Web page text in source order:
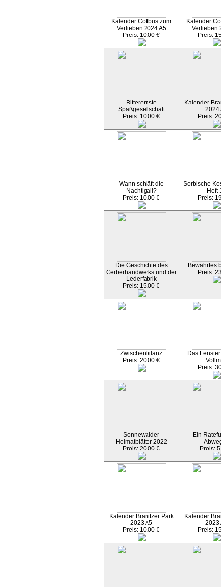
Kalender Cottbus zum
Verlieben 2024 A5
Preis: 10.00 €
Kalender
Verlieben
Preis:
Bitterernste
Spaßgesellschaft
Preis: 10.00 €
Kalender
2024
Preis:
Wann schläft die
Nachtigall?
Preis: 10.00 €
Sorbische
Heft
Preis:
Die Geschichte des
Gerberhandwerks und der
Lederfabrik
Preis: 15.00 €
Bewährtes
Preis:
Zwischenbilanz
Preis: 20.00 €
Das
Preis:
Sonnewalder
Heimatblätter 2022
Preis: 20.00 €
Ein
Preis:
Kalender Branitzer Park
2023 A5
Preis: 10.00 €
Kalender
2023
Preis: